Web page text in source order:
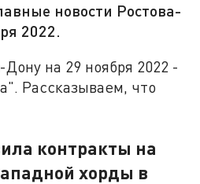
новости Ростова-
2022.
на 29 ноября 2022 -
Рассказываем, что
контракты на
хорды в